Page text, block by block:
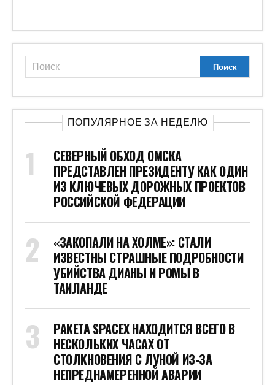
ПОПУЛЯРНОЕ ЗА НЕДЕЛЮ
СЕВЕРНЫЙ ОБХОД ОМСКА
ПРЕДСТАВЛЕН ПРЕЗИДЕНТУ КАК ОДИН
ИЗ КЛЮЧЕВЫХ ДОРОЖНЫХ ПРОЕКТОВ
РОССИЙСКОЙ ФЕДЕРАЦИИ
«ЗАКОПАЛИ НА ХОЛМЕ»: СТАЛИ
ИЗВЕСТНЫ СТРАШНЫЕ ПОДРОБНОСТИ
УБИЙСТВА ДИАНЫ И РОМЫ В
ТАИЛАНДЕ
РАКЕТА SPACEX НАХОДИТСЯ ВСЕГО В
НЕСКОЛЬКИХ ЧАСАХ ОТ
СТОЛКНОВЕНИЯ С ЛУНОЙ ИЗ-ЗА
НЕПРЕДНАМЕРЕННОЙ АВАРИИ